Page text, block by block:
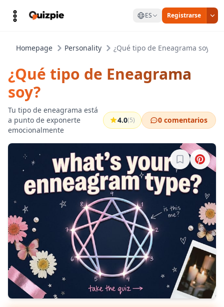
ES Registrarse
Homepage Personality ¿Qué tipo de Eneagrama soy?
¿Qué tipo de Eneagrama
soy?
Tu tipo de eneagrama está
a punto de exponerte
emocionalmente
4.0(5) 0 comentarios
Inicia